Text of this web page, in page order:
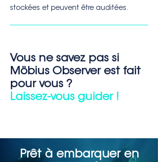
stockées et peuvent être auditées.
Vous ne savez pas si
Möbius Observer est fait
pour vous ?
Laissez-vous guider !
Prêt à embarquer en